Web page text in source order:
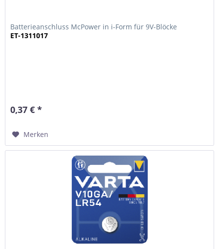
Batterieanschluss McPower in i-Form für 9V-Blöcke
ET-1311017
0,37 € *
Merken